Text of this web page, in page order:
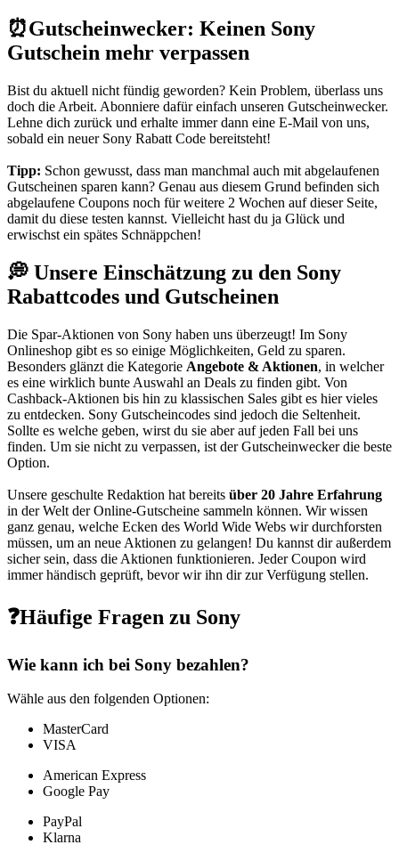
⏰Gutscheinwecker: Keinen Sony
Gutschein mehr verpassen
Bist du aktuell nicht fündig geworden? Kein Problem, überlass uns
doch die Arbeit. Abonniere dafür einfach unseren Gutscheinwecker.
Lehne dich zurück und erhalte immer dann eine E-Mail von uns,
sobald ein neuer Sony Rabatt Code bereitsteht!
Tipp: Schon gewusst, dass man manchmal auch mit abgelaufenen
Gutscheinen sparen kann? Genau aus diesem Grund befinden sich
abgelaufene Coupons noch für weitere 2 Wochen auf dieser Seite,
damit du diese testen kannst. Vielleicht hast du ja Glück und
erwischst ein spätes Schnäppchen!
💭 Unsere Einschätzung zu den Sony
Rabattcodes und Gutscheinen
Die Spar-Aktionen von Sony haben uns überzeugt! Im Sony
Onlineshop gibt es so einige Möglichkeiten, Geld zu sparen.
Besonders glänzt die Kategorie Angebote & Aktionen, in welcher
es eine wirklich bunte Auswahl an Deals zu finden gibt. Von
Cashback-Aktionen bis hin zu klassischen Sales gibt es hier vieles
zu entdecken. Sony Gutscheincodes sind jedoch die Seltenheit.
Sollte es welche geben, wirst du sie aber auf jeden Fall bei uns
finden. Um sie nicht zu verpassen, ist der Gutscheinwecker die beste
Option.
Unsere geschulte Redaktion hat bereits über 20 Jahre Erfahrung
in der Welt der Online-Gutscheine sammeln können. Wir wissen
ganz genau, welche Ecken des World Wide Webs wir durchforsten
müssen, um an neue Aktionen zu gelangen! Du kannst dir außerdem
sicher sein, dass die Aktionen funktionieren. Jeder Coupon wird
immer händisch geprüft, bevor wir ihn dir zur Verfügung stellen.
❓Häufige Fragen zu Sony
Wie kann ich bei Sony bezahlen?
Wähle aus den folgenden Optionen:
MasterCard
VISA
American Express
Google Pay
PayPal
Klarna